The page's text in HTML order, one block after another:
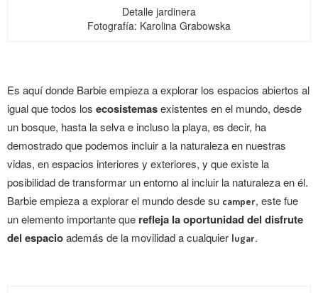
Detalle jardinera
Fotografía: Karolina Grabowska
Es aquí donde Barbie empieza a explorar los espacios abiertos al
igual que todos los ecosistemasexistentes en el mundo, desde
un bosque, hasta la selva e incluso la playa, es decir, ha
demostrado que podemos incluir a la naturaleza en nuestras
vidas, en espacios interiores y exteriores, y que existe la
posibilidad de transformar un entorno al incluir la naturaleza en él.
Barbie empieza a explorar el mundo desde su camper, este fue
un elemento importante que refleja la oportunidad del disfrute
del espacioademás de la movilidad a cualquier lugar.